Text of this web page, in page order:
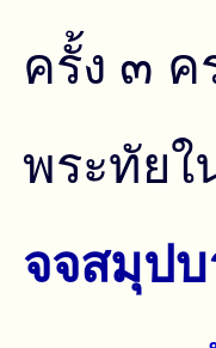
ครั้ง ๓
พระทัยใ
จจสมุป